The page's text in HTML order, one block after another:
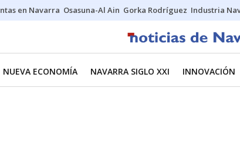
en Navarra Osasuna-Al Ain Gorka Rodríguez Industria
NUEVA ECONOMÍA NAVARRA SIGLO XXI INNOVACIÓN